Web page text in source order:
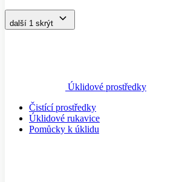
další 1 skrýt
Úklidové prostředky
Čistící prostředky
Úklidové rukavice
Pomůcky k úklidu